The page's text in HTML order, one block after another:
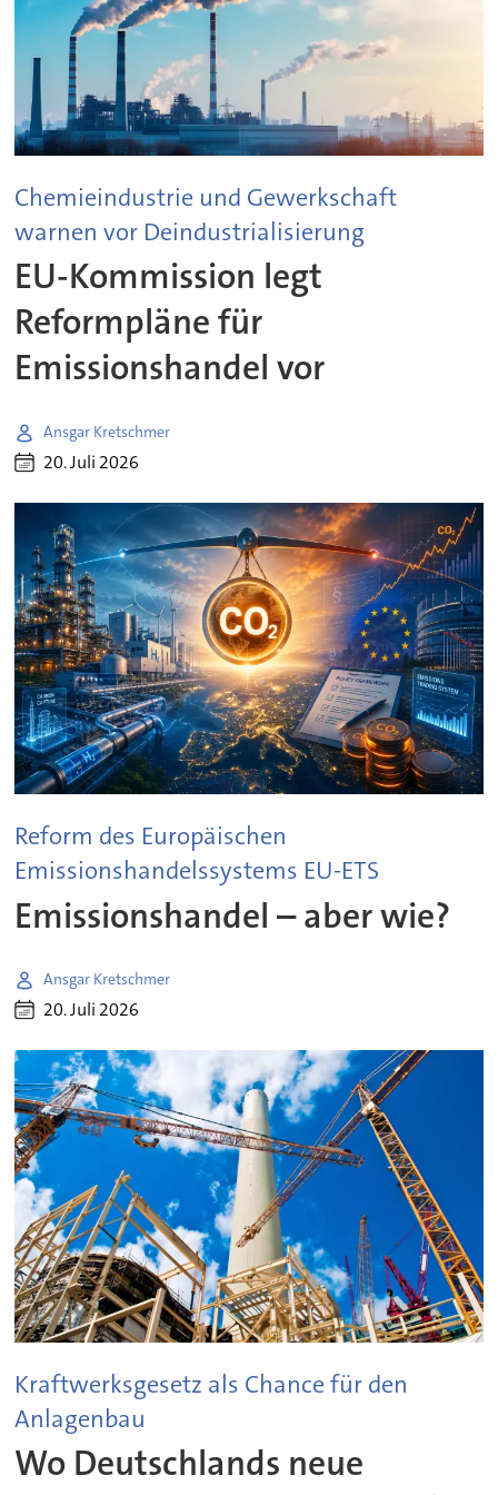
Chemieindustrie und Gewerkschaft
warnen vor Deindustrialisierung
EU-Kommission legt
Reformpläne für
Emissionshandel vor
Ansgar Kretschmer
20. Juli 2026
Reform des Europäischen
Emissionshandelssystems EU-ETS
Emissionshandel – aber wie?
Ansgar Kretschmer
20. Juli 2026
Kraftwerksgesetz als Chance für den
Anlagenbau
Wo Deutschlands neue